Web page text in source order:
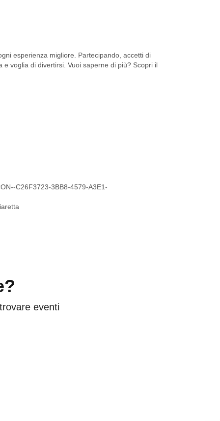
esperienza migliore. Partecipando, accetti di
voglia di divertirsi. Vuoi saperne di più? Scopri il
C26F3723-3BB8-4579-A3E1-
eventi